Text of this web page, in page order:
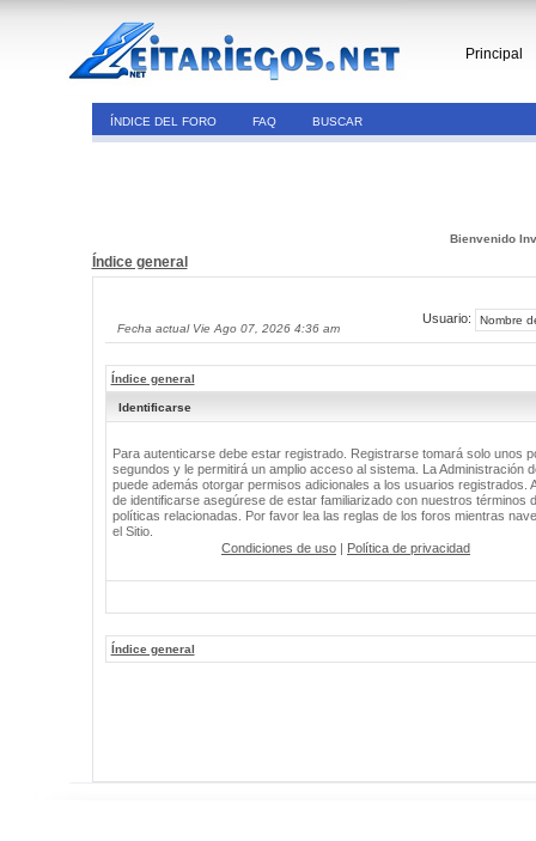
Principal
ÍNDICE DEL FORO FAQ BUSCAR
Bienvenido
Índice general
Fecha actual Vie Ago 07, 2026 4:36 am
Usuario:
Índice general
Identificarse
Para autenticarse debe estar registrado. Registrarse tomará solo unos
segundos y le permitirá un amplio acceso al sistema. La Administración
puede además otorgar permisos adicionales a los usuarios registrados.
de identificarse asegúrese de estar familiarizado con nuestros términos
políticas relacionadas. Por favor lea las reglas de los foros mientras
el Sitio.
Condiciones de uso | Política de privacidad
Índice general